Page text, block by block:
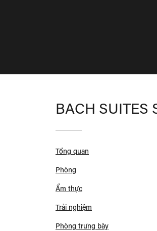
BACH SUITES
Tổng quan
Phòng
Ẩm thực
Trải nghiệm
Phòng trưng bày